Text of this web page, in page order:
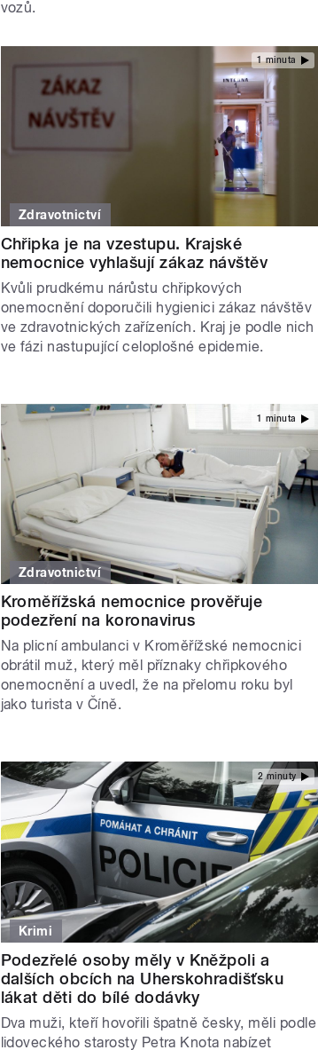
vozů.
1 minuta
Zdravotnictví
Chřipka je na vzestupu. Krajské
nemocnice vyhlašují zákaz návštěv
Kvůli prudkému nárůstu chřipkových
onemocnění doporučili hygienici zákaz návštěv
ve zdravotnických zařízeních. Kraj je podle nich
ve fázi nastupující celoplošné epidemie.
1 minuta
Zdravotnictví
Kroměřížská nemocnice prověřuje
podezření na koronavirus
Na plicní ambulanci v Kroměřížské nemocnici
obrátil muž, který měl příznaky chřipkového
onemocnění a uvedl, že na přelomu roku byl
jako turista v Číně.
2 minuty
Krimi
Podezřelé osoby měly v Kněžpoli a
dalších obcích na Uherskohradišťsku
lákat děti do bílé dodávky
Dva muži, kteří hovořili špatně česky, měli podle
lidoveckého starosty Petra Knota nabízet